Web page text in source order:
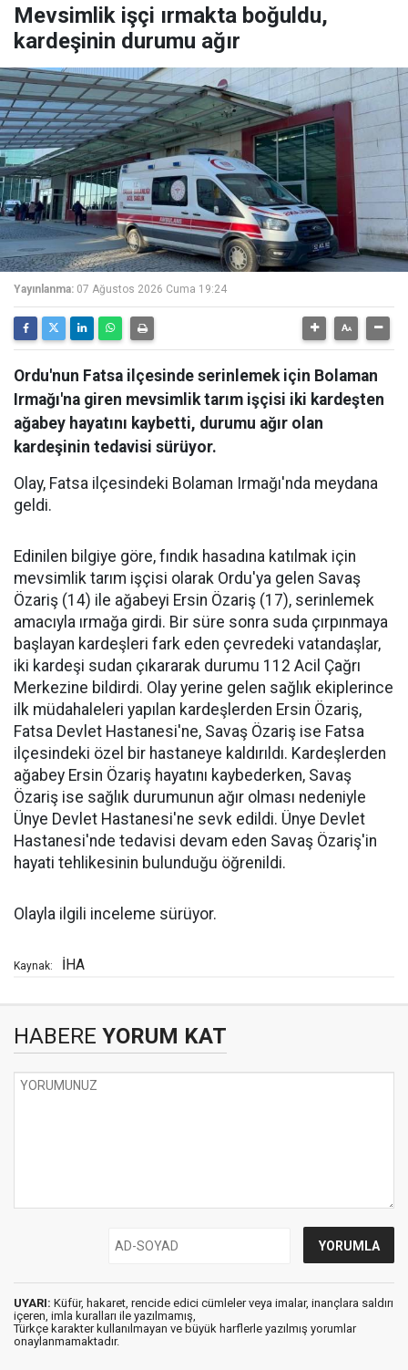
Mevsimlik işçi ırmakta boğuldu,
kardeşinin durumu ağır
Yayınlanma: 07 Ağustos 2026 Cuma 19:24
Ordu'nun Fatsa ilçesinde serinlemek için Bolaman
Irmağı'na giren mevsimlik tarım işçisi iki kardeşten
ağabey hayatını kaybetti, durumu ağır olan
kardeşinin tedavisi sürüyor.
Olay, Fatsa ilçesindeki Bolaman Irmağı'nda meydana
geldi.
Edinilen bilgiye göre, fındık hasadına katılmak için
mevsimlik tarım işçisi olarak Ordu'ya gelen Savaş
Özariş (14) ile ağabeyi Ersin Özariş (17), serinlemek
amacıyla ırmağa girdi. Bir süre sonra suda çırpınmaya
başlayan kardeşleri fark eden çevredeki vatandaşlar,
iki kardeşi sudan çıkararak durumu 112 Acil Çağrı
Merkezine bildirdi. Olay yerine gelen sağlık ekiplerince
ilk müdahaleleri yapılan kardeşlerden Ersin Özariş,
Fatsa Devlet Hastanesi'ne, Savaş Özariş ise Fatsa
ilçesindeki özel bir hastaneye kaldırıldı. Kardeşlerden
ağabey Ersin Özariş hayatını kaybederken, Savaş
Özariş ise sağlık durumunun ağır olması nedeniyle
Ünye Devlet Hastanesi'ne sevk edildi. Ünye Devlet
Hastanesi'nde tedavisi devam eden Savaş Özariş'in
hayati tehlikesinin bulunduğu öğrenildi.
Olayla ilgili inceleme sürüyor.
Kaynak: İHA
HABERE YORUM KAT
UYARI: Küfür, hakaret, rencide edici cümleler veya imalar, inançlara saldırı
içeren, imla kuralları ile yazılmamış,
Türkçe karakter kullanılmayan ve büyük harflerle yazılmış yorumlar
onaylanmamaktadır.